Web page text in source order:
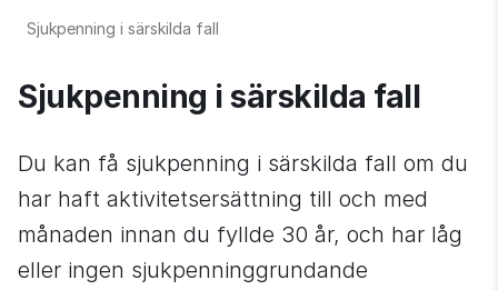
Sjukpenning i särskilda fall
Sjukpenning i särskilda fall
Du kan få sjukpenning i särskilda fall om du
har haft aktivitetsersättning till och med
månaden innan du fyllde 30 år, och har låg
eller ingen sjukpenninggrundande